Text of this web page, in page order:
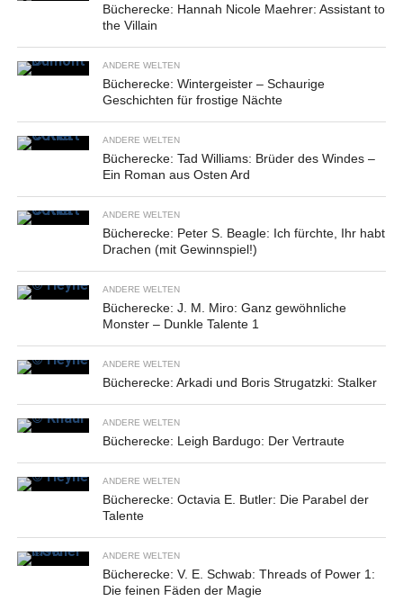
Bücherecke: Hannah Nicole Maehrer: Assistant to
the Villain
ANDERE WELTEN
Bücherecke: Wintergeister – Schaurige
Geschichten für frostige Nächte
ANDERE WELTEN
Bücherecke: Tad Williams: Brüder des Windes –
Ein Roman aus Osten Ard
ANDERE WELTEN
Bücherecke: Peter S. Beagle: Ich fürchte, Ihr habt
Drachen (mit Gewinnspiel!)
ANDERE WELTEN
Bücherecke: J. M. Miro: Ganz gewöhnliche
Monster – Dunkle Talente 1
ANDERE WELTEN
Bücherecke: Arkadi und Boris Strugatzki: Stalker
ANDERE WELTEN
Bücherecke: Leigh Bardugo: Der Vertraute
ANDERE WELTEN
Bücherecke: Octavia E. Butler: Die Parabel der
Talente
ANDERE WELTEN
Bücherecke: V. E. Schwab: Threads of Power 1:
Die feinen Fäden der Magie